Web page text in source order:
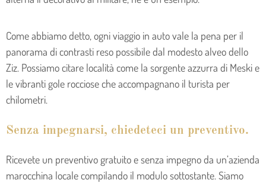
Come abbiamo detto, ogni viaggio in auto vale la pena per il
panorama di contrasti reso possibile dal modesto alveo dello
Ziz. Possiamo citare località come la sorgente azzurra di Meski e
le vibranti gole rocciose che accompagnano il turista per
chilometri.
Senza impegnarsi, chiedeteci un preventivo.
Ricevete un preventivo gratuito e senza impegno da un’azienda
marocchina locale compilando il modulo sottostante. Siamo